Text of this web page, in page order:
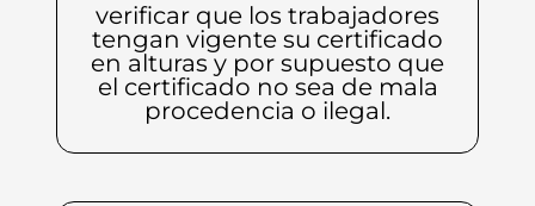
verificar que los trabajadores
tengan vigente su certificado
en alturas y por supuesto que
el certificado no sea de mala
procedencia o ilegal.